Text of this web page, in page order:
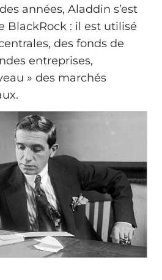
années, Aladdin s’est
BlackRock : il est utilisé
des fonds de
entreprises,
» des marchés